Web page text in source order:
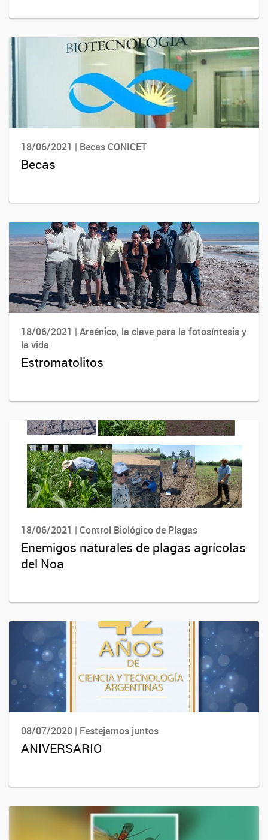
18/06/2021 | Becas CONICET
Becas
18/06/2021 | Arsénico, la clave para la fotosíntesis y
la vida
Estromatolitos
18/06/2021 | Control Biológico de Plagas
Enemigos naturales de plagas agrícolas
del Noa
08/07/2020 | Festejamos juntos
ANIVERSARIO